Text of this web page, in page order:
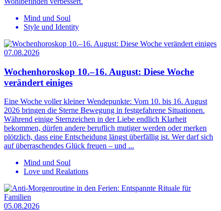
Mind und Soul
Style und Identity
07.08.2026
Wochenhoroskop 10.–16. August: Diese Woche
verändert einiges
Eine Woche voller kleiner Wendepunkte: Vom 10. bis 16. August
2026 bringen die Sterne Bewegung in festgefahrene Situationen.
Während einige Sternzeichen in der Liebe endlich Klarheit
bekommen, dürfen andere beruflich mutiger werden oder merken
plötzlich, dass eine Entscheidung längst überfällig ist. Wer darf sich
auf überraschendes Glück freuen – und ...
Mind und Soul
Love und Realations
05.08.2026